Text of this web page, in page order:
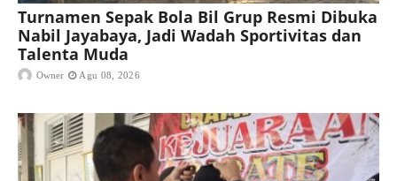
Turnamen Sepak Bola Bil Grup Resmi Dibuka
Nabil Jayabaya, Jadi Wadah Sportivitas dan
Talenta Muda
Owner Agu 08, 2026